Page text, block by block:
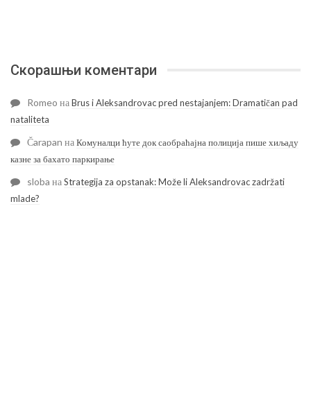
Скорашњи коментари
Romeo наBrus i Aleksandrovac pred nestajanjem: Dramatičan pad
nataliteta
Čarapan наКомуналци ћуте док саобраћајна полиција пише хиљаду
казне за бахато паркирање
sloba наStrategija za opstanak: Može li Aleksandrovac zadržati
mlade?